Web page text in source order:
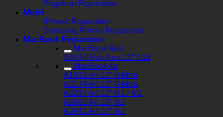
Pegatron Reparation
Mobil
iPhone Reparation
Samsung Phone Reparation
MacBook Reparation
MacBook Neo
A3404 Mac Neo 13" A18
MacBook Air
A1932 Air 13" Retina
A2179 Air 13" Retina
A2337 Air 13" M1 / M2
A2681 Air 13" M2
A2941 Air 15" M2